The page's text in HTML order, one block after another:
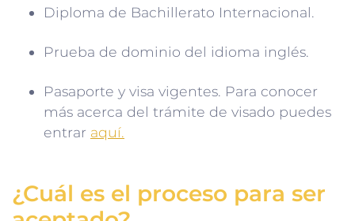
Diploma de Bachillerato Internacional.
Prueba de dominio del idioma inglés.
Pasaporte y visa vigentes. Para conocer
más acerca del trámite de visado puedes
entrar aquí.
¿Cuál es el proceso para ser